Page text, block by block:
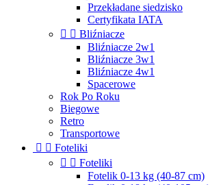
Przekładane siedzisko
Certyfikata IATA
  Bliźniacze
Bliźniacze 2w1
Bliźniacze 3w1
Bliźniacze 4w1
Spacerowe
Rok Po Roku
Biegowe
Retro
Transportowe
  Foteliki
  Foteliki
Fotelik 0-13 kg (40-87 cm)